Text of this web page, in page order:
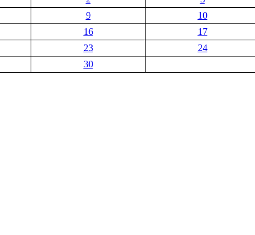
9 10
16 17
23 24
30